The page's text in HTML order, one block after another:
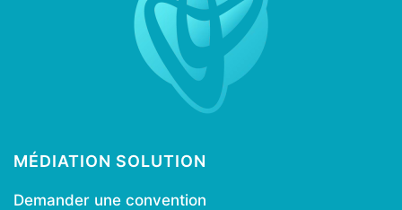
MÉDIATION SOLUTION
Demander une convention